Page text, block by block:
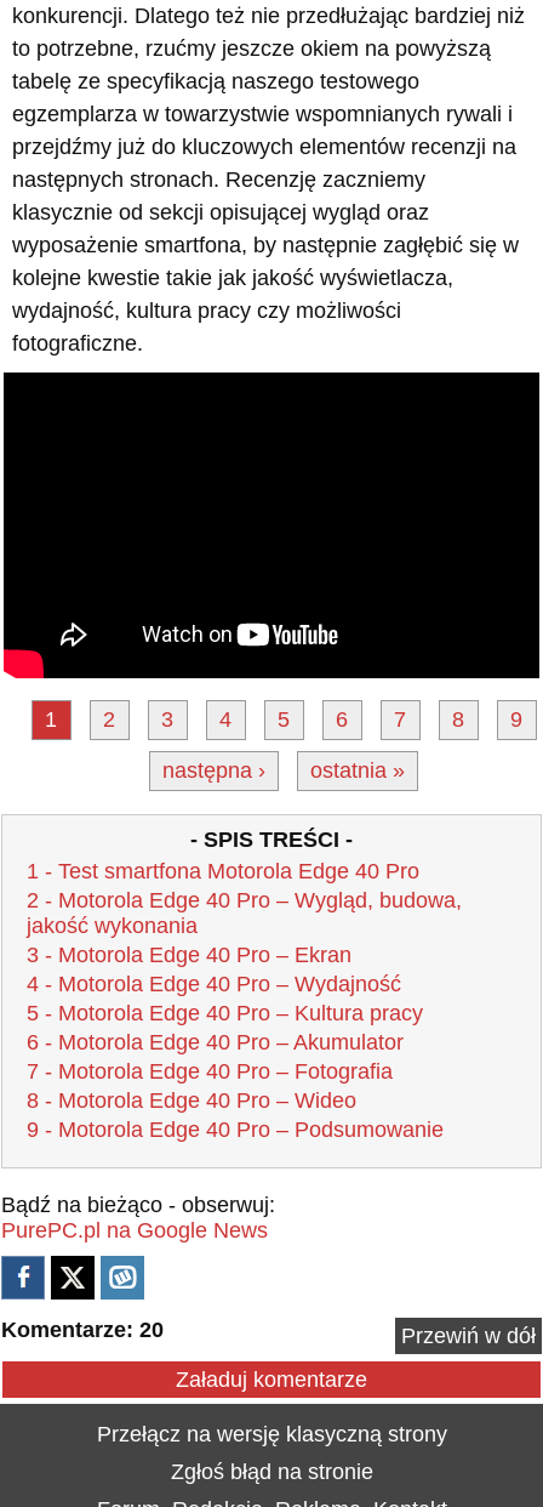
konkurencji. Dlatego też nie przedłużając bardziej niż
to potrzebne, rzućmy jeszcze okiem na powyższą
tabelę ze specyfikacją naszego testowego
egzemplarza w towarzystwie wspomnianych rywali i
przejdźmy już do kluczowych elementów recenzji na
następnych stronach. Recenzję zaczniemy
klasycznie od sekcji opisującej wygląd oraz
wyposażenie smartfona, by następnie zagłębić się w
kolejne kwestie takie jak jakość wyświetlacza,
wydajność, kultura pracy czy możliwości
fotograficzne.
1 2 3 4 5 6 7 8 9
następna › ostatnia »
- SPIS TREŚCI -
1 - Test smartfona Motorola Edge 40 Pro
2 - Motorola Edge 40 Pro – Wygląd, budowa,
jakość wykonania
3 - Motorola Edge 40 Pro – Ekran
4 - Motorola Edge 40 Pro – Wydajność
5 - Motorola Edge 40 Pro – Kultura pracy
6 - Motorola Edge 40 Pro – Akumulator
7 - Motorola Edge 40 Pro – Fotografia
8 - Motorola Edge 40 Pro – Wideo
9 - Motorola Edge 40 Pro – Podsumowanie
Bądź na bieżąco - obserwuj:
PurePC.pl na Google News
Komentarze: 20
Przewiń w dół
Załaduj komentarze
Przełącz na wersję klasyczną strony
Zgłoś błąd na stronie